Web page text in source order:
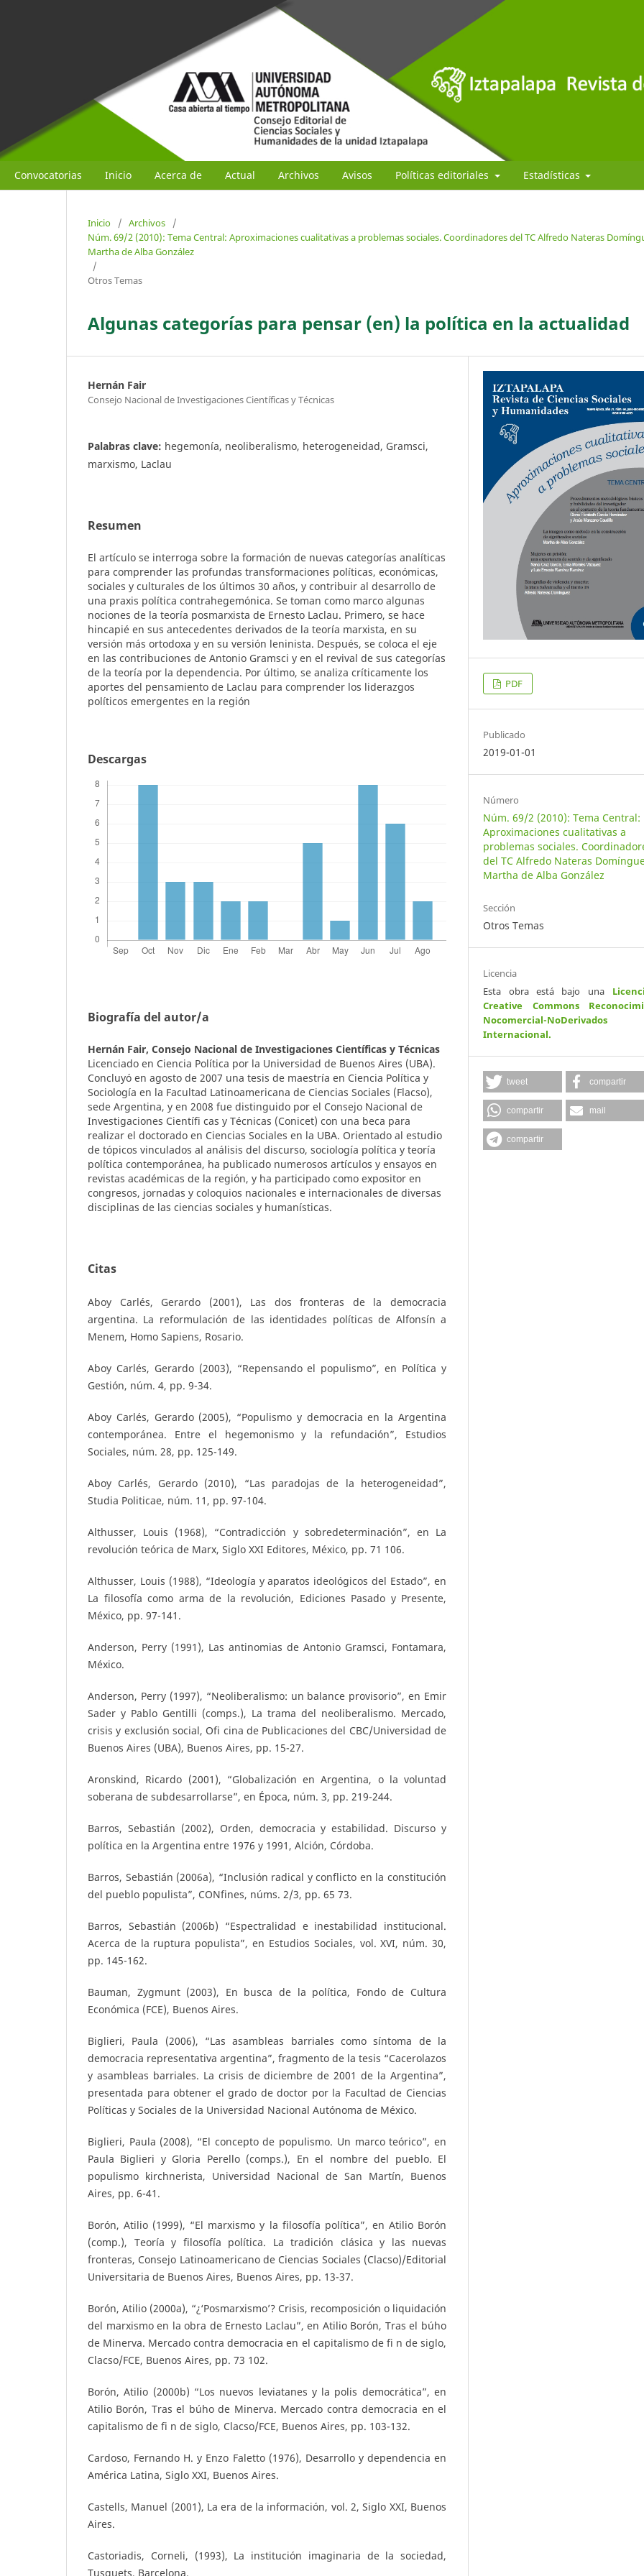
Convocatorias Inicio Acerca de Actual Archivos Avisos Políticas editoriales Estadísticas
Inicio / Archivos
/
Núm. 69/2 (2010): Tema Central: Aproximaciones cualitativas a problemas sociales. Coordinadores del TC Alfredo Nateras
Martha de Alba González
/
Otros Temas
Algunas categorías para pensar (en) la política en la actualidad
Hernán Fair
Consejo Nacional de Investigaciones Científicas y Técnicas
Palabras clave: hegemonía, neoliberalismo, heterogeneidad, Gramsci,
marxismo, Laclau
Resumen
El artículo se interroga sobre la formación de nuevas categorías analíticas
para comprender las profundas transformaciones políticas, económicas,
sociales y culturales de los últimos 30 años, y contribuir al desarrollo de
una praxis política contrahegemónica. Se toman como marco algunas
nociones de la teoría posmarxista de Ernesto Laclau. Primero, se hace
hincapié en sus antecedentes derivados de la teoría marxista, en su
versión más ortodoxa y en su versión leninista. Después, se coloca el eje
en las contribuciones de Antonio Gramsci y en el revival de sus categorías
de la teoría por la dependencia. Por último, se analiza críticamente los
aportes del pensamiento de Laclau para comprender los liderazgos
políticos emergentes en la región
Descargas
Biografía del autor/a
Hernán Fair, Consejo Nacional de Investigaciones Científicas y Técnicas
Licenciado en Ciencia Política por la Universidad de Buenos Aires (UBA).
Concluyó en agosto de 2007 una tesis de maestría en Ciencia Política y
Sociología en la Facultad Latinoamericana de Ciencias Sociales (Flacso),
sede Argentina, y en 2008 fue distinguido por el Consejo Nacional de
Investigaciones Científi cas y Técnicas (Conicet) con una beca para
realizar el doctorado en Ciencias Sociales en la UBA. Orientado al estudio
de tópicos vinculados al análisis del discurso, sociología política y teoría
política contemporánea, ha publicado numerosos artículos y ensayos en
revistas académicas de la región, y ha participado como expositor en
congresos, jornadas y coloquios nacionales e internacionales de diversas
disciplinas de las ciencias sociales y humanísticas.
Citas
Aboy Carlés, Gerardo (2001), Las dos fronteras de la democracia
argentina. La reformulación de las identidades políticas de Alfonsín a
Menem, Homo Sapiens, Rosario.
Aboy Carlés, Gerardo (2003), “Repensando el populismo”, en Política y
Gestión, núm. 4, pp. 9-34.
Aboy Carlés, Gerardo (2005), “Populismo y democracia en la Argentina
contemporánea. Entre el hegemonismo y la refundación”, Estudios
Sociales, núm. 28, pp. 125-149.
Aboy Carlés, Gerardo (2010), “Las paradojas de la heterogeneidad”,
Studia Politicae, núm. 11, pp. 97-104.
Althusser, Louis (1968), “Contradicción y sobredeterminación”, en La
revolución teórica de Marx, Siglo XXI Editores, México, pp. 71 106.
Althusser, Louis (1988), “Ideología y aparatos ideológicos del Estado”, en
La filosofía como arma de la revolución, Ediciones Pasado y Presente,
México, pp. 97-141.
Anderson, Perry (1991), Las antinomias de Antonio Gramsci, Fontamara,
México.
Anderson, Perry (1997), “Neoliberalismo: un balance provisorio”, en Emir
Sader y Pablo Gentilli (comps.), La trama del neoliberalismo. Mercado,
crisis y exclusión social, Ofi cina de Publicaciones del CBC/Universidad de
Buenos Aires (UBA), Buenos Aires, pp. 15-27.
Aronskind, Ricardo (2001), “Globalización en Argentina, o la voluntad
soberana de subdesarrollarse”, en Época, núm. 3, pp. 219-244.
Barros, Sebastián (2002), Orden, democracia y estabilidad. Discurso y
política en la Argentina entre 1976 y 1991, Alción, Córdoba.
Barros, Sebastián (2006a), “Inclusión radical y conflicto en la constitución
del pueblo populista”, CONfines, núms. 2/3, pp. 65 73.
Barros, Sebastián (2006b) “Espectralidad e inestabilidad institucional.
Acerca de la ruptura populista”, en Estudios Sociales, vol. XVI, núm. 30,
pp. 145-162.
Bauman, Zygmunt (2003), En busca de la política, Fondo de Cultura
Económica (FCE), Buenos Aires.
Biglieri, Paula (2006), “Las asambleas barriales como síntoma de la
democracia representativa argentina”, fragmento de la tesis “Cacerolazos
y asambleas barriales. La crisis de diciembre de 2001 de la Argentina”,
presentada para obtener el grado de doctor por la Facultad de Ciencias
Políticas y Sociales de la Universidad Nacional Autónoma de México.
Biglieri, Paula (2008), “El concepto de populismo. Un marco teórico”, en
Paula Biglieri y Gloria Perello (comps.), En el nombre del pueblo. El
populismo kirchnerista, Universidad Nacional de San Martín, Buenos
Aires, pp. 6-41.
Borón, Atilio (1999), “El marxismo y la filosofía política”, en Atilio Borón
(comp.), Teoría y filosofía política. La tradición clásica y las nuevas
fronteras, Consejo Latinoamericano de Ciencias Sociales (Clacso)/Editorial
Universitaria de Buenos Aires, Buenos Aires, pp. 13-37.
Borón, Atilio (2000a), “¿‘Posmarxismo’? Crisis, recomposición o liquidación
del marxismo en la obra de Ernesto Laclau”, en Atilio Borón, Tras el búho
de Minerva. Mercado contra democracia en el capitalismo de fi n de siglo,
Clacso/FCE, Buenos Aires, pp. 73 102.
Borón, Atilio (2000b) “Los nuevos leviatanes y la polis democrática”, en
Atilio Borón, Tras el búho de Minerva. Mercado contra democracia en el
capitalismo de fi n de siglo, Clacso/FCE, Buenos Aires, pp. 103-132.
Cardoso, Fernando H. y Enzo Faletto (1976), Desarrollo y dependencia en
América Latina, Siglo XXI, Buenos Aires.
Castells, Manuel (2001), La era de la información, vol. 2, Siglo XXI, Buenos
Aires.
Castoriadis, Corneli, (1993), La institución imaginaria de la sociedad,
Tusquets, Barcelona.
PDF
Publicado
2019-01-01
Número
Núm. 69/2 (2010): Tema Central:
Aproximaciones cualitativas a
problemas sociales.
del TC Alfredo Nateras
Martha de Alba González
Sección
Otros Temas
Licencia
Esta obra está bajo una
Creative Commons
Nocomercial-
Internacional.
tweet compartir
compartir mail
compartir